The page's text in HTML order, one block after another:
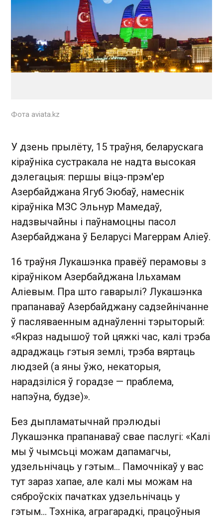
Фота aviata.kz
У дзень прылёту, 15 траўня, беларускага
кіраўніка сустракала не надта высокая
дэлегацыя: першы віцэ-прэм'ер
Азербайджана Ягуб Эюбаў, намеснік
кіраўніка МЗС Эльнур Мамедаў,
надзвычайны і паўнамоцны пасол
Азербайджана ў Беларусі Магеррам Аліеў.
16 траўня Лукашэнка правёў перамовы з
кіраўніком Азербайджана Ільхамам
Аліевым. Пра што гаварылі? Лукашэнка
прапанаваў Азербайджану садзейнічанне
ў пасляваенным аднаўленні тэрыторый:
«Якраз надышоў той цяжкі час, калі трэба
адраджаць гэтыя землі, трэба вяртаць
людзей (а яны ўжо, некаторыя,
нарадзіліся ў горадзе — праблема,
напэўна, будзе)».
Без дыпламатычнай прэлюдыі
Лукашэнка прапанаваў свае паслугі: «Калі
мы ў чымсьці можам дапамагчы,
удзельнічаць у гэтым... Памочнікаў у вас
тут зараз хапае, але калі мы можам на
сяброўскіх пачатках удзельнічаць у
гэтым... Тэхніка, аграгарадкі, працоўныя